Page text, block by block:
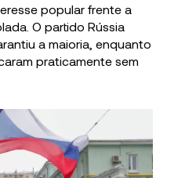
popular frente a
O partido Rússia
a maioria, enquanto
praticamente sem